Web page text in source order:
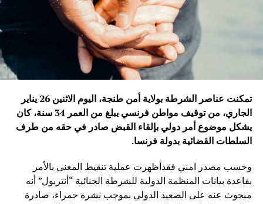
تمكنت عناصر الشرطة بولاية أمن طنجة، اليوم الاثنين 26 يناير
الجاري، من توقيف مواطن فرنسي يبلغ من العمر 34 سنة، كان
يشكل موضوع أمر دولي بإلقاء القبض صادر في حقه من طرف
السلطات القضائية بدولة فرنسا.
وحسب مصدر امني فقدأظهرت عملية تنقيط المعني بالأمر
بقاعدة بيانات المنظمة الدولية للشرطة الجنائية “أنتربول” أنه
مبحوث عنه على الصعيد الدولي بموجب نشرة حمراء، صادرة